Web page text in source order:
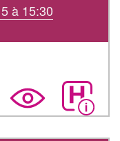
à 15:30